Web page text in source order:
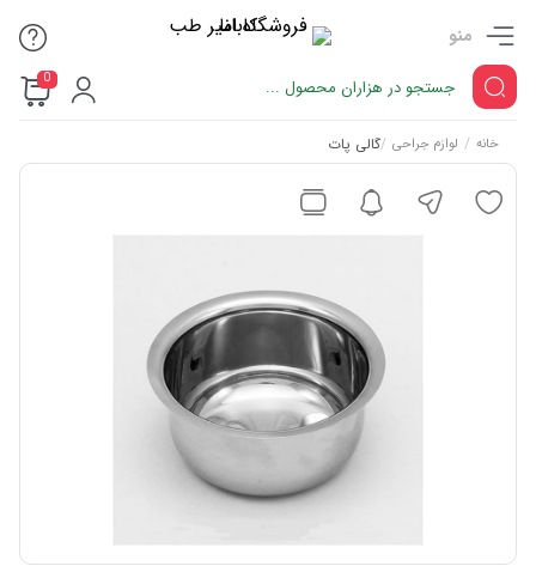
منو
0
خانه / لوازم جراحی /گالی پات